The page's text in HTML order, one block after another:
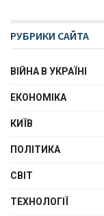
РУБРИКИ САЙТА
ВІЙНА В УКРАЇНІ
ЕКОНОМІКА
КИЇВ
ПОЛІТИКА
СВІТ
ТЕХНОЛОГІЇ